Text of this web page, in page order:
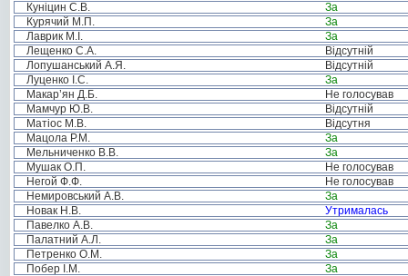
Куніцин С.В.
За
Курячий М.П.
За
Лаврик М.І.
За
Лещенко С.А.
Відсутній
Лопушанський А.Я.
Відсутній
Луценко І.С.
За
Макар’ян Д.Б.
Не голосував
Мамчур Ю.В.
Відсутній
Матіос М.В.
Відсутня
Мацола Р.М.
За
Мельниченко В.В.
За
Мушак О.П.
Не голосував
Негой Ф.Ф.
Не голосував
Немировський А.В.
За
Новак Н.В.
Утрималась
Павелко А.В.
За
Палатний А.Л.
За
Петренко О.М.
За
Побер І.М.
За